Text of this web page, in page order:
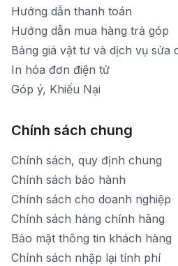
Hướng dẫn thanh toán
Hướng dẫn mua hàng trả góp
Bảng giá vật tư và dịch vụ sửa
In hóa đơn điện tử
Góp ý, Khiếu Nại
Chính sách chung
Chính sách, quy định chung
Chính sách bảo hành
Chính sách cho doanh nghiệp
Chính sách hàng chính hãng
Bảo mật thông tin khách hàng
Chính sách nhập lại tính phí